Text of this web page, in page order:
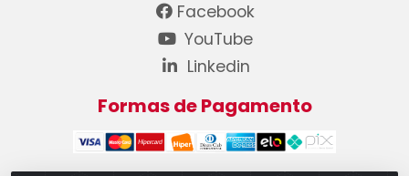
Facebook
YouTube
Linkedin
Formas de Pagamento